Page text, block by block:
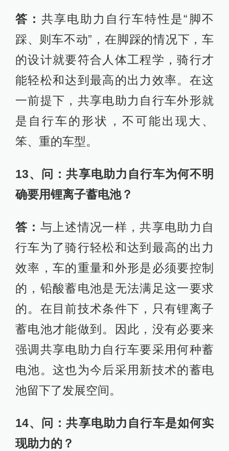
答： 共享电助力自行车特性是“脚不
踩、则车不动”，在脚踩的情况下，车
的设计就要符合人体工程学，骑行才
能轻松和达到最高的出力效率。在这
一前提下，共享电助力自行车外形就
是自行车的形状，不可能出现大、
笨、重的车型。
13、问：共享电助力自行车为何不明
确要用锂离子蓄电池？
答： 与上述情况一样，共享电助力自
行车为了骑行轻松和达到最高的出力
效率，车的重量和外形是必须要控制
的，铅酸蓄电池是无法满足这一要求
的。在目前技术条件下，只有锂离子
蓄电池才能做到。因此，没有必要来
强调共享电助力自行车要采用何种蓄
电池。这也为今后采用新技术的蓄电
池留下了发展空间。
14、问：共享电助力自行车是如何实
现助力的？